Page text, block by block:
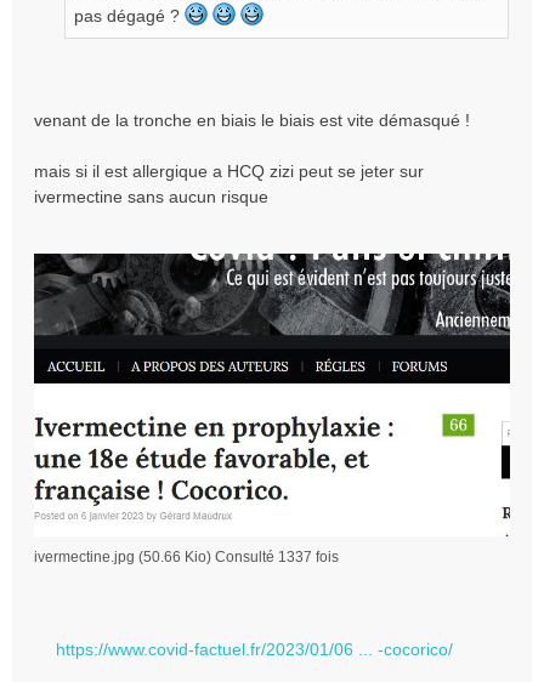
l
pas dégagé ?
venant de la tronche en biais le biais est vite démasqué !
mais si il est allergique a HCQ zizi peut se jeter sur
ivermectine sans aucun risque
ivermectine.jpg (50.66 Kio) Consulté 1337 fois
https://www.covid-factuel.fr/2023/01/06 ... -cocorico/